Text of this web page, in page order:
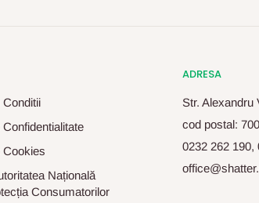
Conditii
Confidentialitate
Cookies
Națională
Consumatorilor
ADRESA
Str. Alexandru
cod postal:
0232 262 190,